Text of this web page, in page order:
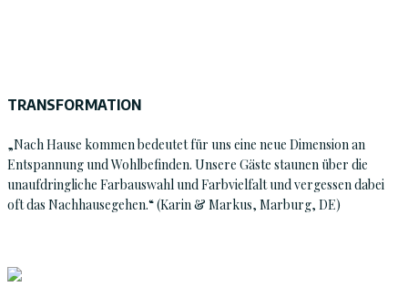
TRANSFORMATION
„Nach Hause kommen bedeutet für uns eine neue Dimension an
Entspannung und Wohlbefinden. Unsere Gäste staunen über die
unaufdringliche Farbauswahl und Farbvielfalt und vergessen dabei
oft das Nachhausegehen.“ (Karin & Markus, Marburg, DE)